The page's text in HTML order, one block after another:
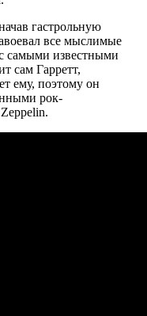
гастрольную
все мыслимые
самыми известными
сам Гарретт,
ему, поэтому он
рок-